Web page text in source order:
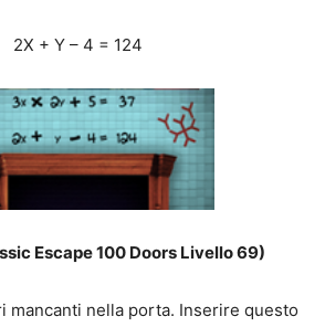
2X + Y – 4 = 124
Escape 100 Doors Livello 69)
mancanti nella porta. Inserire questo